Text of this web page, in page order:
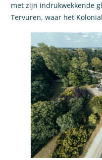
met zijn indrukwekkende
Tervuren, waar het